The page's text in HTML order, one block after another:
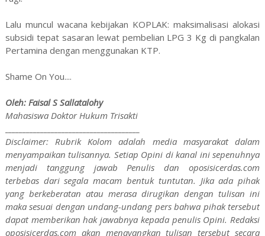
Lalu muncul wacana kebijakan KOPLAK: maksimalisasi alokasi
subsidi tepat sasaran lewat pembelian LPG 3 Kg di pangkalan
Pertamina dengan menggunakan KTP.
Shame On You....
Oleh: Faisal S Sallatalohy
Mahasiswa Doktor Hukum Trisakti
Disclaimer: Rubrik Kolom adalah media masyarakat dalam
menyampaikan tulisannya. Setiap Opini di kanal ini sepenuhnya
menjadi tanggung jawab Penulis dan oposisicerdas.com
terbebas dari segala macam bentuk tuntutan. Jika ada pihak
yang berkeberatan atau merasa dirugikan dengan tulisan ini
maka sesuai dengan undang-undang pers bahwa pihak tersebut
dapat memberikan hak jawabnya kepada penulis Opini. Redaksi
oposisicerdas.com akan menayangkan tulisan tersebut secara